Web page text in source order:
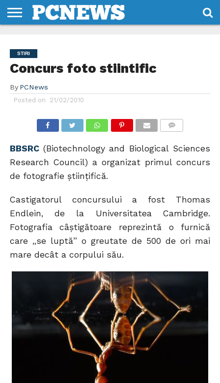
NOI
SI
CONDITII
STIRI
Concurs foto stiintific
By PCNews
Posted on 21/02/2010
BBSRC (Biotechnology and Biological Sciences
Research Council) a organizat primul concurs
de fotografie ştiinţifică.
Castigatorul concursului a fost Thomas
Endlein, de la Universitatea Cambridge.
Fotografia câştigătoare reprezintă o furnică
care „se luptă” o greutate de 500 de ori mai
mare decât a corpului său.